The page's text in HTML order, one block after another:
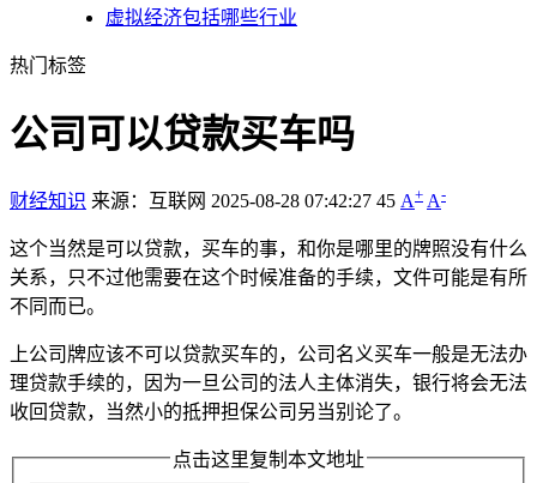
虚拟经济包括哪些行业
热门标签
公司可以贷款买车吗
财经知识 来源：互联网 2025-08-28 07:42:27 45 A+ A-
这个当然是可以贷款，买车的事，和你是哪里的牌照没有什么
关系，只不过他需要在这个时候准备的手续，文件可能是有所
不同而已。
上公司牌应该不可以贷款买车的，公司名义买车一般是无法办
理贷款手续的，因为一旦公司的法人主体消失，银行将会无法
收回贷款，当然小的抵押担保公司另当别论了。
点击这里复制本文地址